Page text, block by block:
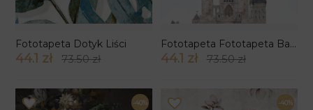
Fototapeta Dotyk Liści
44.1 zł 73.50 zł
Fototapeta Fototapeta Bajkowy Zamek ze Smokiem
44.1 zł 73.50 zł
-40% -40%